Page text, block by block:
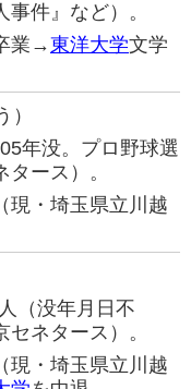
件』など）。
業→東洋大学文学
）
年没。プロ野球選
ース）。
現・埼玉県立川越
（没年月日不
ネタース）。
現・埼玉県立川越